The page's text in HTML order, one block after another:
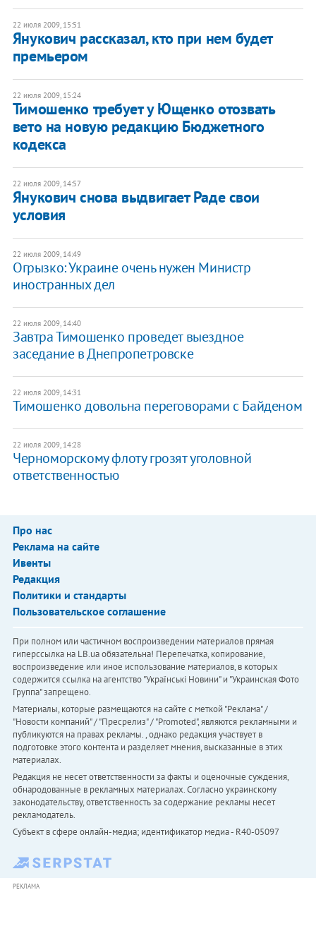
22 июля 2009, 15:51
Янукович рассказал, кто при нем будет
премьером
22 июля 2009, 15:24
Тимошенко требует у Ющенко отозвать
вето на новую редакцию Бюджетного
кодекса
22 июля 2009, 14:57
Янукович снова выдвигает Раде свои
условия
22 июля 2009, 14:49
Огрызко: Украине очень нужен Министр
иностранных дел
22 июля 2009, 14:40
Завтра Тимошенко проведет выездное
заседание в Днепропетровске
22 июля 2009, 14:31
Тимошенко довольна переговорами с Байденом
22 июля 2009, 14:28
Черноморскому флоту грозят уголовной
ответственностью
Про нас
Реклама на сайте
Ивенты
Редакция
Политики и стандарты
Пользовательское соглашение
При полном или частичном воспроизведении материалов прямая
гиперссылка на LB.ua обязательна! Перепечатка, копирование,
воспроизведение или иное использование материалов, в которых
содержится ссылка на агентство "Українськi Новини" и "Украинская Фото
Группа" запрещено.
Материалы, которые размещаются на сайте с меткой "Реклама" /
"Новости компаний" / "Пресрелиз" / "Promoted", являются рекламными и
публикуются на правах рекламы. , однако редакция участвует в
подготовке этого контента и разделяет мнения, высказанные в этих
материалах.
Редакция не несет ответственности за факты и оценочные суждения,
обнародованные в рекламных материалах. Согласно украинскому
законодательству, ответственность за содержание рекламы несет
рекламодатель.
Субъект в сфере онлайн-медиа; идентификатор медиа - R40-05097
РЕКЛАМА